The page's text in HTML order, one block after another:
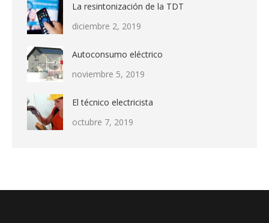
La resintonización de la TDT
diciembre 2, 2019
Autoconsumo eléctrico
noviembre 5, 2019
El técnico electricista
octubre 7, 2019